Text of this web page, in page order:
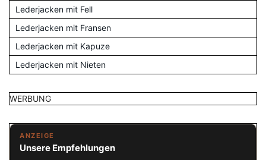
Lederjacken mit Fell
Lederjacken mit Fransen
Lederjacken mit Kapuze
Lederjacken mit Nieten
WERBUNG
ANZEIGE
Unsere Empfehlungen